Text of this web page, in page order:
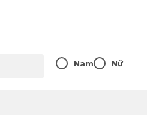
Nam Nữ